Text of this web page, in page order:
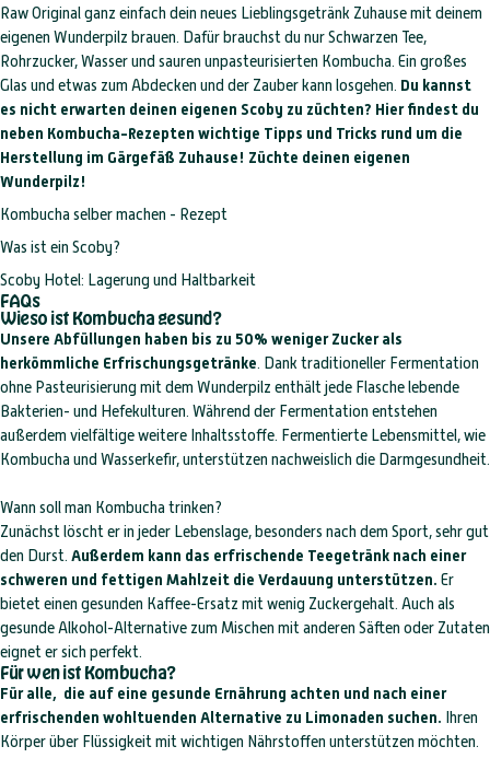
Raw Original ganz einfach dein neues Lieblingsgetränk Zuhause mit deinem
eigenen Wunderpilz brauen. Dafür brauchst du nur Schwarzen Tee,
Rohrzucker, Wasser und sauren unpasteurisierten Kombucha. Ein großes
Glas und etwas zum Abdecken und der Zauber kann losgehen. Du kannst
es nicht erwarten deinen eigenen Scoby zu züchten? Hier findest du
neben Kombucha-Rezepten wichtige Tipps und Tricks rund um die
Herstellung im Gärgefäß Zuhause! Züchte deinen eigenen
Wunderpilz!
Kombucha selber machen - Rezept
Was ist ein Scoby?
Scoby Hotel: Lagerung und Haltbarkeit
FAQs
Wieso ist Kombucha gesund?
Unsere Abfüllungen haben bis zu 50% weniger Zucker als
herkömmliche Erfrischungsgetränke. Dank traditioneller Fermentation
ohne Pasteurisierung mit dem Wunderpilz enthält jede Flasche lebende
Bakterien- und Hefekulturen. Während der Fermentation entstehen
außerdem vielfältige weitere Inhaltsstoffe. Fermentierte Lebensmittel, wie
Kombucha und Wasserkefir, unterstützen nachweislich die Darmgesundheit.
Wann soll man Kombucha trinken?
Zunächst löscht er in jeder Lebenslage, besonders nach dem Sport, sehr gut
den Durst. Außerdem kann das erfrischende Teegetränk nach einer
schweren und fettigen Mahlzeit die Verdauung unterstützen. Er
bietet einen gesunden Kaffee-Ersatz mit wenig Zuckergehalt. Auch als
gesunde Alkohol-Alternative zum Mischen mit anderen Säften oder Zutaten
eignet er sich perfekt.
Für wen ist Kombucha?
Für alle, die auf eine gesunde Ernährung achten und nach einer
erfrischenden wohltuenden Alternative zu Limonaden suchen. Ihren
Körper über Flüssigkeit mit wichtigen Nährstoffen unterstützen möchten.